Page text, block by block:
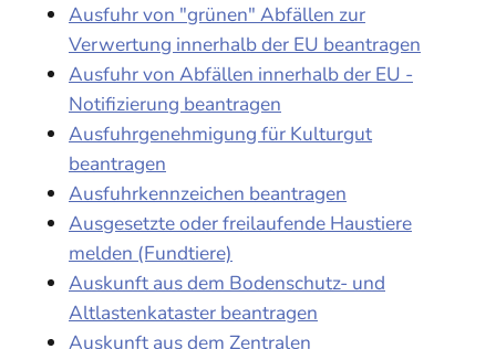
Ausfuhr von "grünen" Abfällen zur
Verwertung innerhalb der EU beantragen
Ausfuhr von Abfällen innerhalb der EU -
Notifizierung beantragen
Ausfuhrgenehmigung für Kulturgut
beantragen
Ausfuhrkennzeichen beantragen
Ausgesetzte oder freilaufende Haustiere
melden (Fundtiere)
Auskunft aus dem Bodenschutz- und
Altlastenkataster beantragen
Auskunft aus dem Zentralen